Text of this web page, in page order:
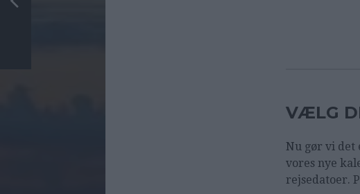
VÆLG
Nu gør vi det
vores nye
rejsedatoer.